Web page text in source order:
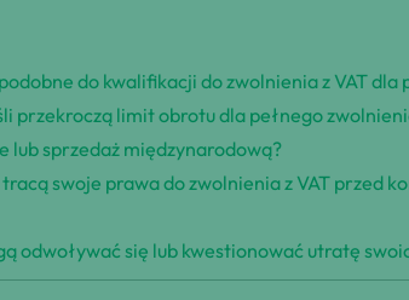
do kwalifikacji do zwolnienia z VAT dla
przekroczą limit obrotu dla pełnego
lub sprzedaż międzynarodową?
swoje prawa do zwolnienia z VAT przed
się lub kwestionować utratę